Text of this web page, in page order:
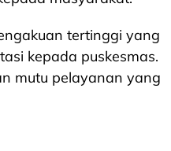
tertinggi yang
kepada puskesmas.
mutu pelayanan yang